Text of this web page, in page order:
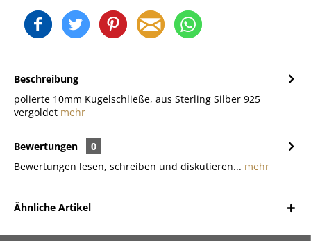
Beschreibung
polierte 10mm Kugelschließe, aus Sterling Silber 925
vergoldet mehr
Bewertungen
0
Bewertungen lesen, schreiben und diskutieren... mehr
Ähnliche Artikel